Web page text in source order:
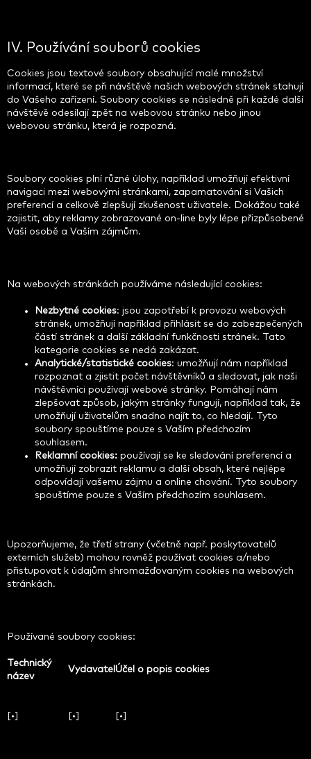
IV. Používání souborů cookies
Cookies jsou textové soubory obsahující malé množství
informací, které se při návštěvě našich webových stránek stahují
do Vašeho zařízení. Soubory cookies se následně při každé další
návštěvě odesílají zpět na webovou stránku nebo jinou
webovou stránku, která je rozpozná.
Soubory cookies plní různé úlohy, například umožňují efektivní
navigaci mezi webovými stránkami, zapamatování si Vašich
preferencí a celkově zlepšují zkušenost uživatele. Dokážou také
zajistit, aby reklamy zobrazované on-line byly lépe přizpůsobené
Vaší osobě a Vaším zájmům.
Na webových stránkách používáme následující cookies:
Nezbytné cookies: jsou zapotřebí k provozu webových
stránek, umožňují například přihlásit se do zabezpečených
částí stránek a další základní funkčnosti stránek. Tato
kategorie cookies se nedá zakázat.
Analytické/statistické cookies: umožňují nám například
rozpoznat a zjistit počet návštěvníků a sledovat, jak naši
návštěvníci používají webové stránky. Pomáhají nám
zlepšovat způsob, jakým stránky fungují, například tak, že
umožňují uživatelům snadno najít to, co hledají. Tyto
soubory spouštíme pouze s Vaším předchozím
souhlasem.
Reklamní cookies: používají se ke sledování preferencí a
umožňují zobrazit reklamu a další obsah, které nejlépe
odpovídají vašemu zájmu a online chování. Tyto soubory
spouštíme pouze s Vaším předchozím souhlasem.
Upozorňujeme, že třetí strany (včetně např. poskytovatelů
externích služeb) mohou rovněž používat cookies a/nebo
přistupovat k údajům shromažďovaným cookies na webových
stránkách.
Používané soubory cookies:
Technický
název
Vydavatel Účel o popis cookies
[•] [•] [•]